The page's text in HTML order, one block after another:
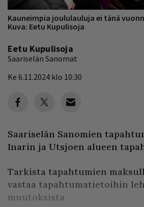
Kauneimpia joululauluja ei tänä
Kuva: Eetu Kupulisoja
Eetu Kupulisoja
Saariselän Sanomat
Ke 6.11.2024 klo 10:30
Saariselän Sanomien
Inarin ja Utsjoen alueen
Tarkista tapahtumien
vastaa tapahtumatietoihin
muutoksista.